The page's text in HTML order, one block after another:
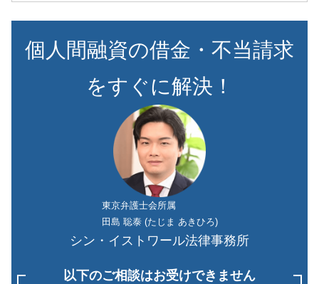
個人間融資の借金・不当請求
をすぐに解決！
東京弁護士会所属
田島 聡泰 (たじま あきひろ)
シン・イストワール法律事務所
以下のご相談はお受けできません